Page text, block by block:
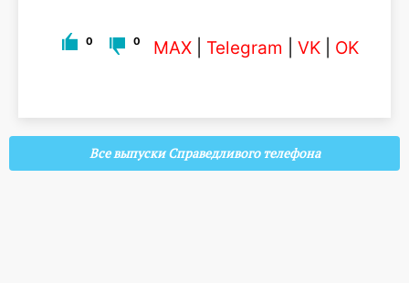
0 0 MAX Telegram VK OK
Все выпуски Справедливого телефона